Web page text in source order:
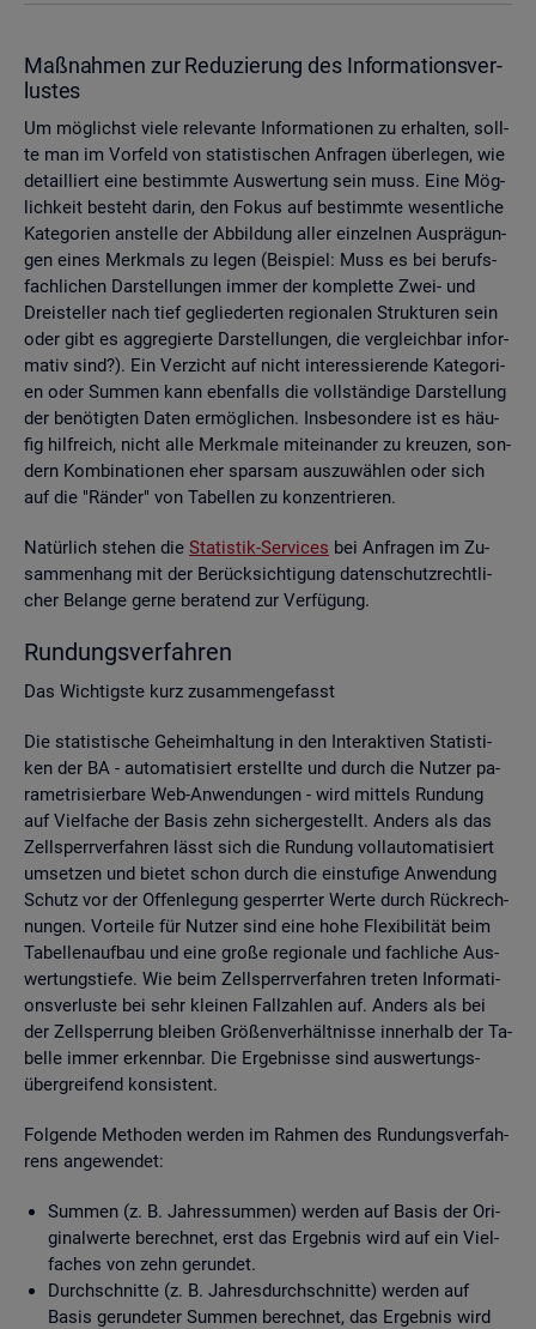
Maß­nah­men zur Re­du­zie­rung des In­for­ma­ti­ons­ver­
lus­tes
Um mög­lichst viele re­le­van­te In­for­ma­tio­nen zu er­hal­ten, soll­
te man im Vor­feld von sta­tis­ti­schen An­fra­gen über­le­gen, wie
de­tail­liert eine be­stimm­te Aus­wer­tung sein muss. Eine Mög­
lich­keit be­steht darin, den Fokus auf be­stimm­te we­sent­li­che
Ka­te­go­ri­en an­stel­le der Ab­bil­dung aller ein­zel­nen Aus­prä­gun­
gen eines Merk­mals zu legen (Bei­spiel: Muss es bei be­rufs­
fach­li­chen Dar­stel­lun­gen immer der kom­plet­te Zwei- und
Drei­stel­ler nach tief ge­glie­der­ten re­gio­na­len Struk­tu­ren sein
oder gibt es agg­re­gier­te Dar­stel­lun­gen, die ver­gleich­bar in­for­
ma­tiv sind?). Ein Ver­zicht auf nicht in­ter­es­sie­ren­de Ka­te­go­ri­
en oder Sum­men kann eben­falls die voll­stän­di­ge Dar­stel­lung
der be­nö­tig­ten Daten er­mög­li­chen. Ins­be­son­de­re ist es häu­
fig hilf­reich, nicht alle Merk­ma­le mit­ein­an­der zu kreu­zen, son­
dern Kom­bi­na­tio­nen eher spar­sam aus­zu­wäh­len oder sich
auf die "Rän­der" von Ta­bel­len zu kon­zen­trie­ren.
Na­tür­lich ste­hen die Sta­tis­tik-Ser­vices bei An­fra­gen im Zu­
sam­men­hang mit der Be­rück­sich­ti­gung da­ten­schutz­recht­li­
cher Be­lan­ge gerne be­ra­tend zur Ver­fü­gung.
Run­dungs­ver­fah­ren
Das Wich­tigs­te kurz zu­sam­men­ge­fasst
Die sta­tis­ti­sche Ge­heim­hal­tung in den In­ter­ak­ti­ven Sta­tis­ti­
ken der BA - au­to­ma­ti­siert er­stell­te und durch die Nut­zer pa­
ra­me­tri­sier­ba­re Web-An­wen­dun­gen - wird mit­tels Run­dung
auf Viel­fa­che der Basis zehn si­cher­ge­stellt. An­ders als das
Zell­sperr­ver­fah­ren lässt sich die Run­dung voll­au­to­ma­ti­siert
um­set­zen und bie­tet schon durch die ein­stu­fi­ge An­wen­dung
Schutz vor der Of­fen­le­gung ge­sperr­ter Werte durch Rück­rech­
nun­gen. Vor­tei­le für Nut­zer sind eine hohe Fle­xi­bi­li­tät beim
Ta­bel­len­auf­bau und eine große re­gio­na­le und fach­li­che Aus­
wer­tungs­tie­fe. Wie beim Zell­sperr­ver­fah­ren tre­ten In­for­ma­ti­
ons­ver­lus­te bei sehr klei­nen Fall­zah­len auf. An­ders als bei
der Zell­sper­rung blei­ben Grö­ßen­ver­hält­nis­se in­ner­halb der Ta­
bel­le immer er­kenn­bar. Die Er­geb­nis­se sind aus­wer­tungs­
über­grei­fend kon­sis­tent.
Fol­gen­de Me­tho­den wer­den im Rah­men des Run­dungs­ver­fah­
rens an­ge­wen­det:
Sum­men (z. B. Jah­res­sum­men) wer­den auf Basis der Ori­
gi­nal­wer­te be­rech­net, erst das Er­geb­nis wird auf ein Viel­
fa­ches von zehn ge­run­det.
Durch­schnit­te (z. B. Jah­res­durch­schnit­te) wer­den auf
Basis ge­run­de­ter Sum­men be­rech­net, das Er­geb­nis wird